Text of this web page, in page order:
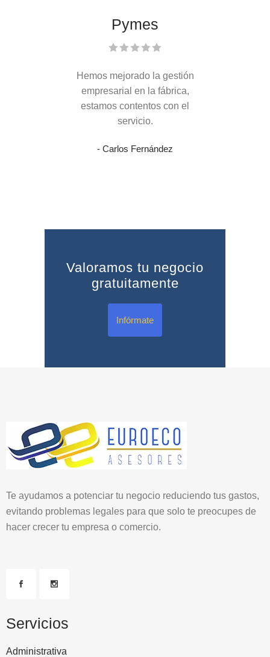
Pymes
Hemos mejorado la gestión
empresarial en la fábrica,
estamos contentos con el
servicio.
- Carlos Fernández
Valoramos tu negocio
gratuitamente
Infórmate
Te ayudamos a potenciar tu negocio reduciendo tus gastos,
evitando problemas legales para que solo te preocupes de
hacer crecer tu empresa o comercio.
Servicios
Administrativa